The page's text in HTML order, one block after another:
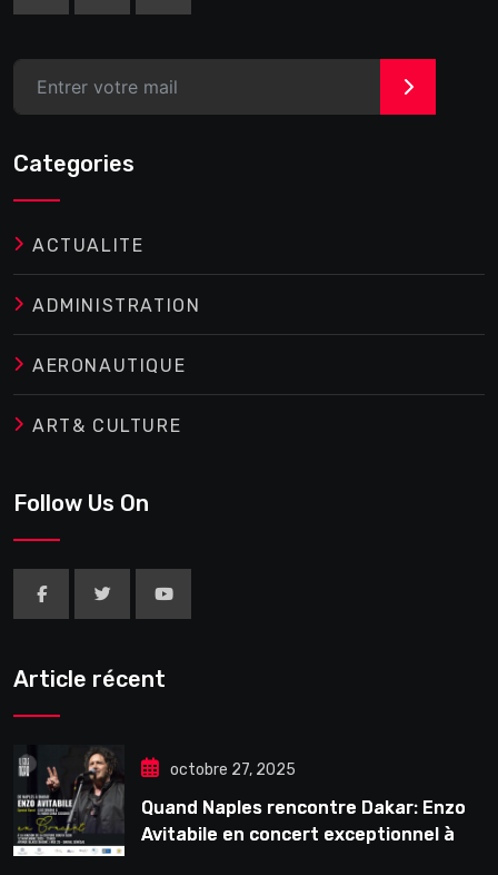
>
Categories
ACTUALITE
ADMINISTRATION
AERONAUTIQUE
ART& CULTURE
Follow Us On
Article récent
octobre 27, 2025
Quand Naples rencontre Dakar: Enzo
Avitabile en concert exceptionnel à